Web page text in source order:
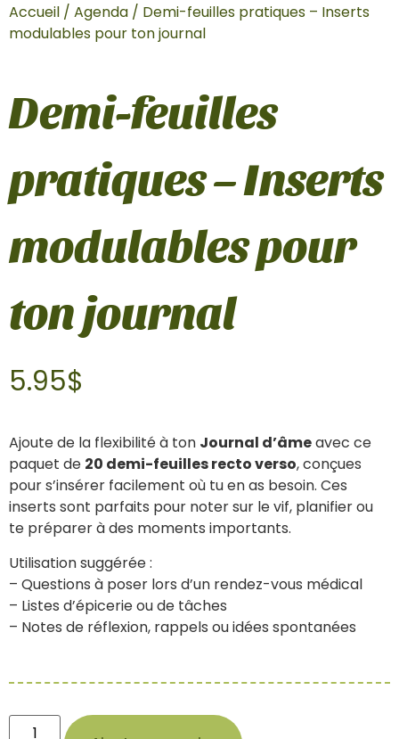
Accueil / Agenda / Demi-feuilles pratiques – Inserts
modulables pour ton journal
Demi-feuilles
pratiques – Inserts
modulables pour
ton journal
5.95$
Ajoute de la flexibilité à ton Journal d’âmeavec ce
paquet de 20 demi-feuilles recto verso, conçues
pour s’insérer facilement où tu en as besoin. Ces
inserts sont parfaits pour noter sur le vif, planifier ou
te préparer à des moments importants.
Utilisation suggérée :
– Questions à poser lors d’un rendez-vous médical
– Listes d’épicerie ou de tâches
– Notes de réflexion, rappels ou idées spontanées